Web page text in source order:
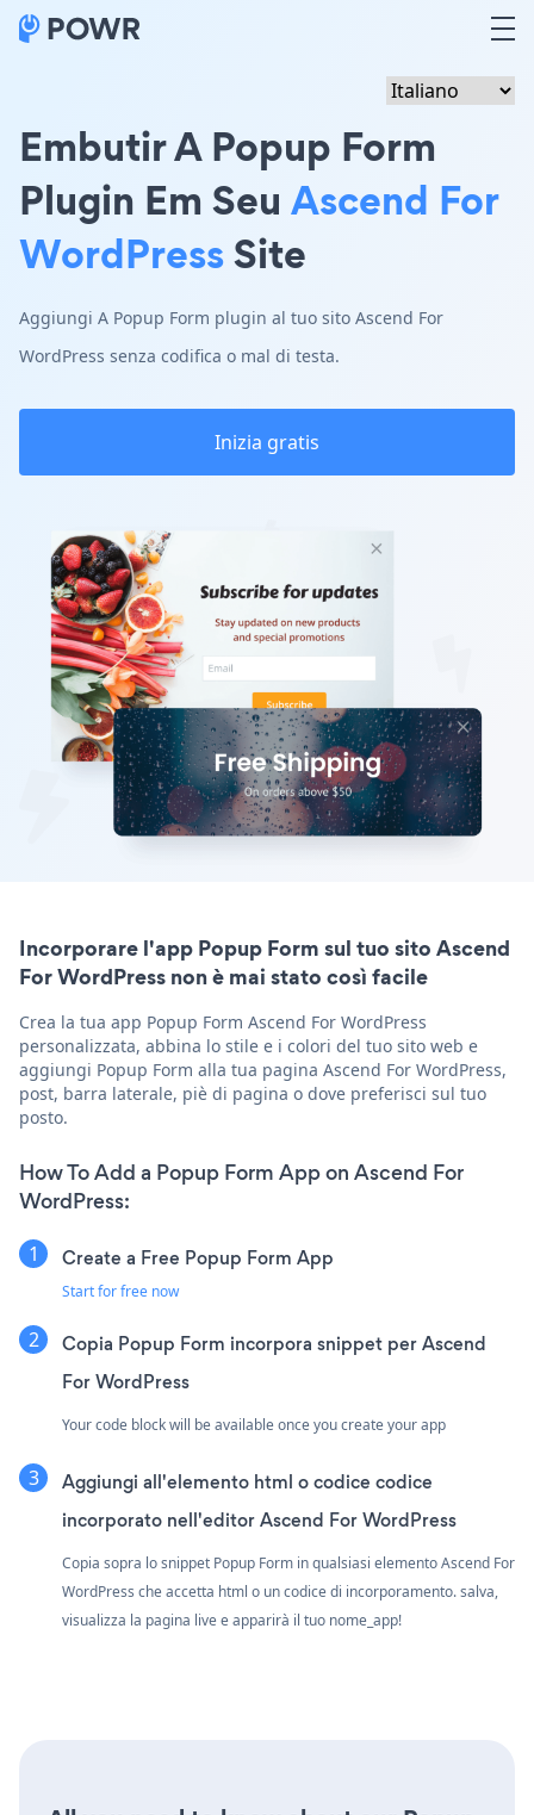
Embutir A Popup Form
Plugin Em Seu Ascend For
WordPressSite
Aggiungi A Popup Form plugin al tuo sito Ascend For
WordPress senza codifica o mal di testa.
Inizia gratis
Incorporare l'app Popup Form sul tuo sito Ascend
For WordPress non è mai stato così facile
Crea la tua app Popup Form Ascend For WordPress
personalizzata, abbina lo stile e i colori del tuo sito web e
aggiungi Popup Form alla tua pagina Ascend For WordPress,
post, barra laterale, piè di pagina o dove preferisci sul tuo
posto.
How To Add a Popup Form App on Ascend For
WordPress:
Create a Free Popup Form App
Start for free now
Copia Popup Form incorpora snippet per Ascend
For WordPress
Your code block will be available once you create your app
Aggiungi all'elemento html o codice codice
incorporato nell'editor Ascend For WordPress
Copia sopra lo snippet Popup Form in qualsiasi elemento Ascend For
WordPress che accetta html o un codice di incorporamento. salva,
visualizza la pagina live e apparirà il tuo nome_app!